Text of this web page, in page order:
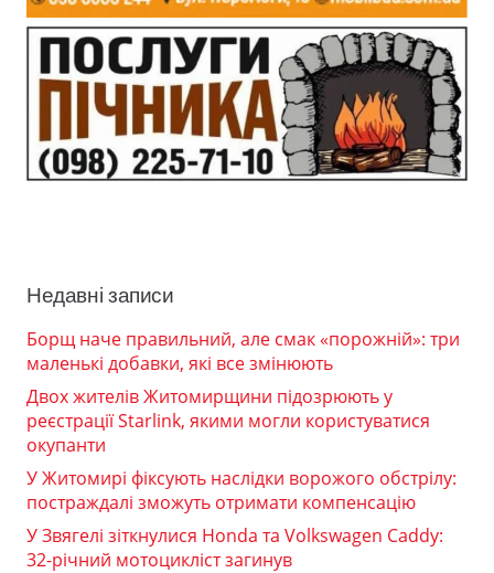
Недавні записи
Борщ наче правильний, але смак «порожній»: три
маленькі добавки, які все змінюють
Двох жителів Житомирщини підозрюють у
реєстрації Starlink, якими могли користуватися
окупанти
У Житомирі фіксують наслідки ворожого обстрілу:
постраждалі зможуть отримати компенсацію
У Звягелі зіткнулися Honda та Volkswagen Caddy:
32-річний мотоцикліст загинув